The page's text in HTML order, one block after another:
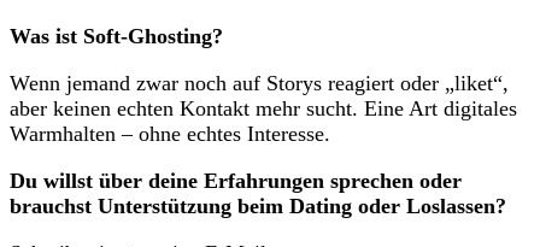
Was ist Soft-Ghosting?
Wenn jemand zwar noch auf Storys reagiert oder „liket“,
aber keinen echten Kontakt mehr sucht. Eine Art digitales
Warmhalten – ohne echtes Interesse.
Du willst über deine Erfahrungen sprechen oder
brauchst Unterstützung beim Dating oder Loslassen?